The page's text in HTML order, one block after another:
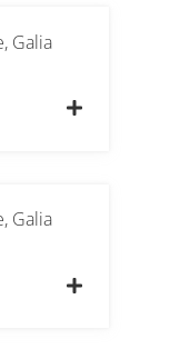
Galia
Galia